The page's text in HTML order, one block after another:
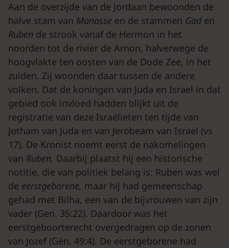
Aan de overzijde van de Jordaan bewoonden de
halve stam van Manasse en de stammen Gad en
Ruben de strook vanaf de Hermon in het
noorden tot de rivier de Arnon, halverwege de
hoogvlakte ten oosten van de Dode Zee, in het
zuiden. Zij woonden daar tussen de andere
volken. Dat de koningen van Juda en Israel in dat
gebied ook invloed hadden blijkt uit de
registratie van deze Israëlieten ten tijde van
Jotham van Juda en van Jerobeam van Israel (vs
17). De Kronist noemt eerst de nakomelingen
van Ruben. Daarbij plaatst hij een historische
notitie, die van politiek belang is: Ruben was wel
de eerstgeborene, maar hij had gemeenschap
gehad met Bilha, een van de bijvrouwen van zijn
vader (Gen. 35:22). Daardoor was het
eerstgeboorterecht overgedragen op de zonen
van Jozef (Gën. 49:4). De eerstgeborene had